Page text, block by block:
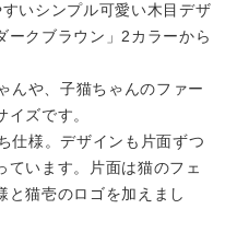
いシンプル可愛い木目デザ
ークブラウン」2カラーから
んや、子猫ちゃんのファー
ズです。
仕様。デザインも片面ずつ
ています。片面は猫のフェ
と猫壱のロゴを加えまし